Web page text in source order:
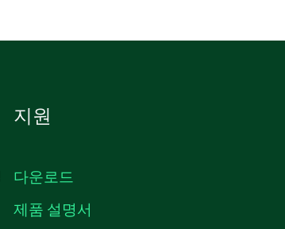
지원
다운로드
제품 설명서